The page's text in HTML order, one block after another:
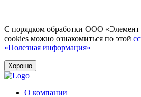
С порядком обработки ООО «Элемент
cookies можно ознакомиться по этой
«Полезная информация»
Хорошо
О компании